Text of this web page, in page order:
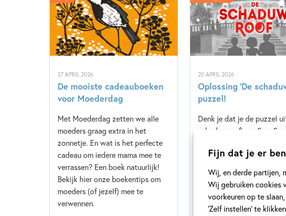
Fijn dat je er
Wij, en derde partijen,
Wij gebruiken cookies
voorkeuren op te
‘Zelf instellen’ te
27 APRIL 2026
De mooiste cadeauboeken
voor Moederdag
Met Moederdag zetten we alle
moeders graag extra in het
zonnetje. En wat is het perfecte
cadeau om iedere mama mee te
verrassen? Een boek natuurlijk!
Bekijk hier onze boekentips om
moeders (of jezelf) mee te
verwennen.
20 APRIL 2026
Oplossing ‘De
puzzel!
Denk je dat je de puzzel
schaduwroof' van Sam
verder of je bent
het juiste antwoord!